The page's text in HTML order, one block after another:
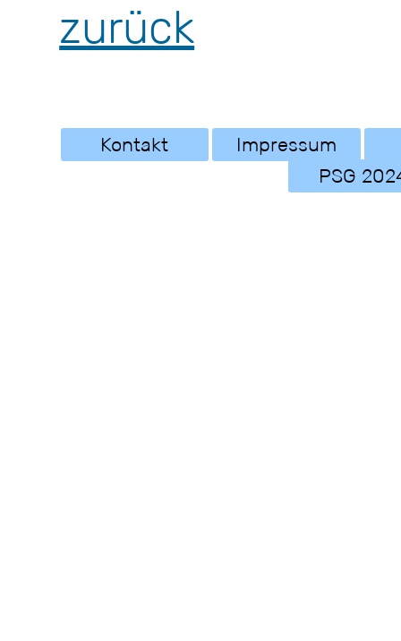
zurück
Kontakt
Impressum
PSG